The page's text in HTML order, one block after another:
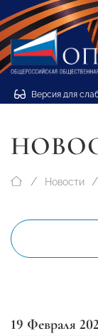
Версия для
Новости
19 Февраля